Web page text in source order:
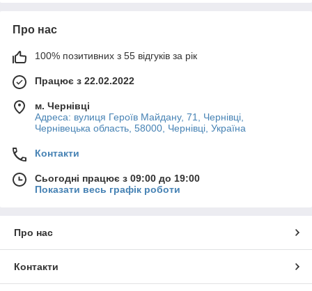
Про нас
100% позитивних з 55 відгуків за рік
Працює з 22.02.2022
м. Чернівці
Адреса: вулиця Героїв Майдану, 71, Чернівці,
Чернівецька область, 58000, Чернівці, Україна
Контакти
Сьогодні працює з 09:00 до 19:00
Показати весь графік роботи
Про нас
Контакти